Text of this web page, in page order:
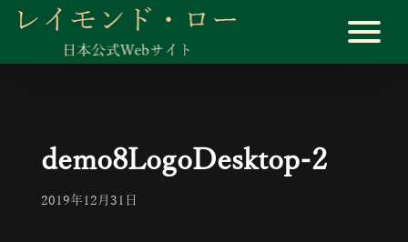
demo8LogoDesktop-2
2019年12月31日